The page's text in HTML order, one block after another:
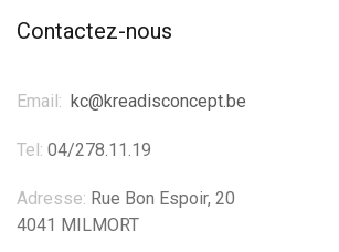
Contactez-nous
Email: kc@kreadisconcept.be
Tel: 04/278.11.19
Adresse: Rue Bon Espoir, 20
4041 MILMORT